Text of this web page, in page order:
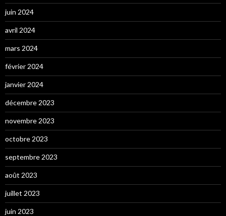
juin 2024
avril 2024
mars 2024
février 2024
janvier 2024
décembre 2023
novembre 2023
octobre 2023
septembre 2023
août 2023
juillet 2023
juin 2023